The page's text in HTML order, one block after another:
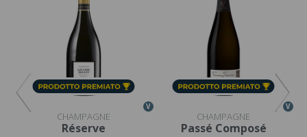
V
CHAMPAGNE
Réserve
V
CHAMPAGNE
Passé Composé